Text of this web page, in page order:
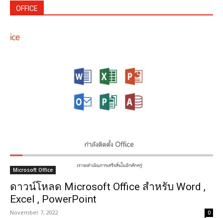
OFFICE
Microsoft Office
ดาวน์โหลด Microsoft Office สำหรับ Word ,
Excel , PowerPoint
November 7, 2022 0